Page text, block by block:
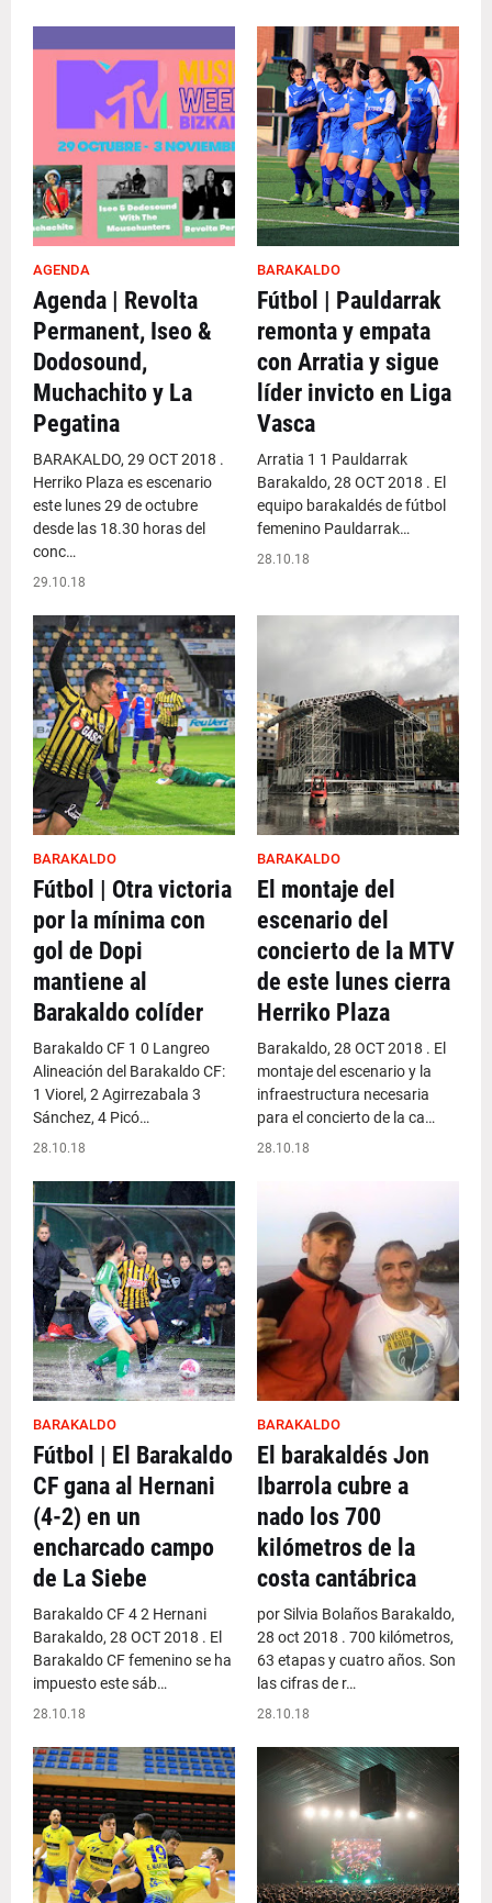
AGENDA
Agenda | Revolta
Permanent, Iseo &
Dodosound,
Muchachito y La
Pegatina
BARAKALDO, 29 OCT 2018 .
Herriko Plaza es escenario
este lunes 29 de octubre
desde las 18.30 horas del
conc…
29.10.18
BARAKALDO
Fútbol | Pauldarrak
remonta y empata
con Arratia y sigue
líder invicto en Liga
Vasca
Arratia 1 1 Pauldarrak
Barakaldo, 28 OCT 2018 . El
equipo barakaldés de fútbol
femenino Pauldarrak…
28.10.18
BARAKALDO
Fútbol | Otra victoria
por la mínima con
gol de Dopi
mantiene al
Barakaldo colíder
Barakaldo CF 1 0 Langreo
Alineación del Barakaldo CF:
1 Viorel, 2 Agirrezabala 3
Sánchez, 4 Picó…
28.10.18
BARAKALDO
El montaje del
escenario del
concierto de la MTV
de este lunes cierra
Herriko Plaza
Barakaldo, 28 OCT 2018 . El
montaje del escenario y la
infraestructura necesaria
para el concierto de la ca…
28.10.18
BARAKALDO
Fútbol | El Barakaldo
CF gana al Hernani
(4-2) en un
encharcado campo
de La Siebe
Barakaldo CF 4 2 Hernani
Barakaldo, 28 OCT 2018 . El
Barakaldo CF femenino se ha
impuesto este sáb…
28.10.18
BARAKALDO
El barakaldés Jon
Ibarrola cubre a
nado los 700
kilómetros de la
costa cantábrica
por Silvia Bolaños Barakaldo,
28 oct 2018 . 700 kilómetros,
63 etapas y cuatro años. Son
las cifras de r…
28.10.18